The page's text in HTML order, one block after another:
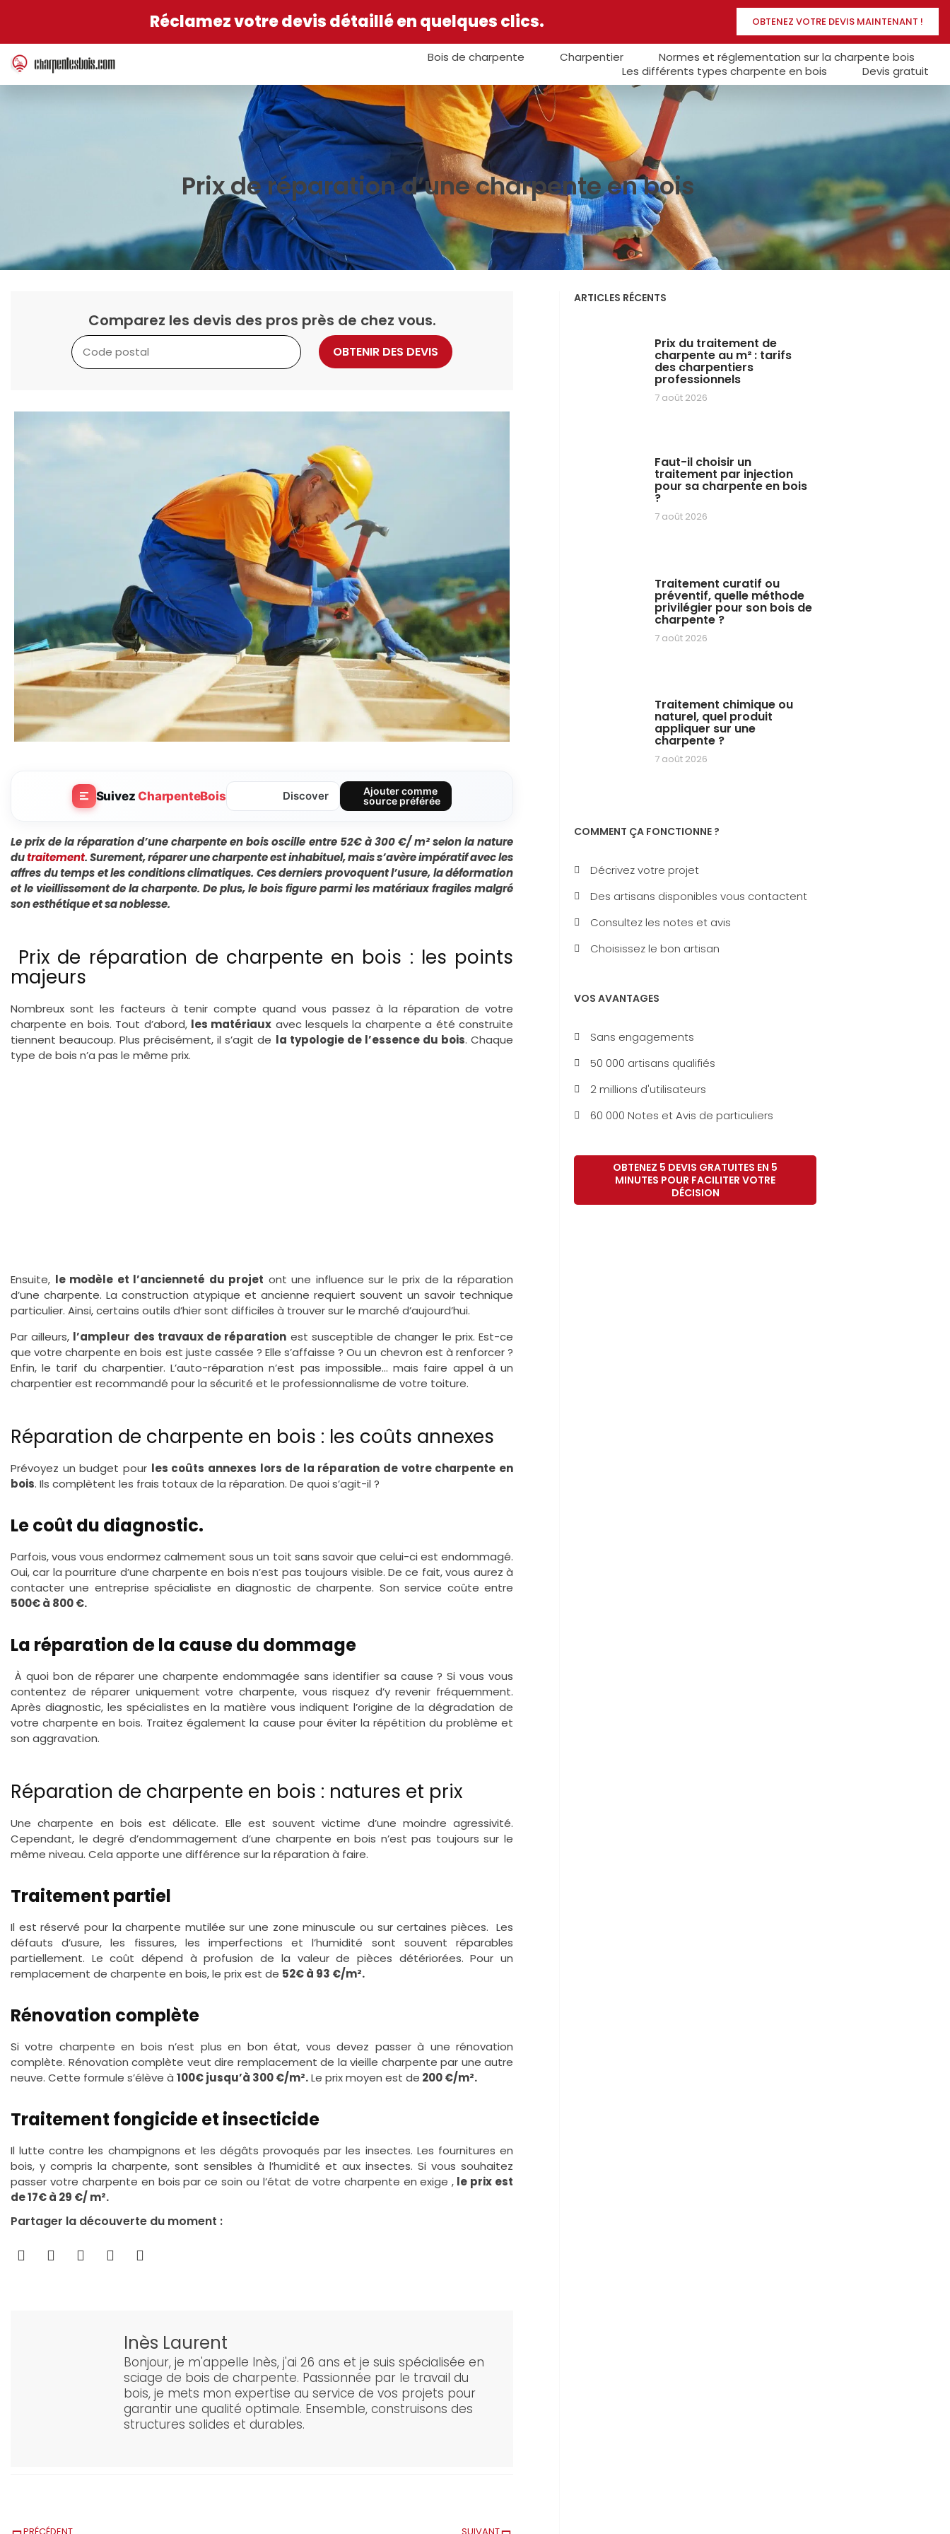
Réclamez votre devis détaillé en quelques clics. OBTENEZ VOTRE DEVIS MAINTENANT !
Bois de charpente Charpentier
Normes et réglementation sur la charpente bois
Les différents types charpente en bois
Devis gratuit
Prix de réparation d’une charpente en bois
Comparez les devis des pros près de chez vous.
OBTENIR DES DEVIS
SuivezCharpenteBois Discover
Ajouter comme
source préférée
Le prix de la réparation d’une charpente en bois oscille entre 52€ à 300 €/ m² selon la nature
dutraitement. Surement, réparer une charpente est inhabituel, mais s’avère impératif avec les
affres du temps et les conditions climatiques. Ces derniers provoquent l’usure, la déformation
et le vieillissement de la charpente. De plus, le bois figure parmi les matériaux fragiles malgré
son esthétique et sa noblesse.
Prix de réparation de charpente en bois : les points
majeurs
Nombreux sont les facteurs à tenir compte quand vous passez à la réparation de votre
charpente en bois. Tout d’abord, les matériaux avec lesquels la charpente a été construite
tiennent beaucoup. Plus précisément, il s’agit de la typologie de l’essence du bois. Chaque
type de bois n’a pas le même prix.
Ensuite, le modèle et l’ancienneté du projet ont une influence sur le prix de la réparation
d’une charpente. La construction atypique et ancienne requiert souvent un savoir technique
particulier. Ainsi, certains outils d’hier sont difficiles à trouver sur le marché d’aujourd’hui.
Par ailleurs, l’ampleur des travaux de réparation est susceptible de changer le prix. Est-ce
que votre charpente en bois est juste cassée ? Elle s’affaisse ? Ou un chevron est à renforcer ?
Enfin, le tarif du charpentier. L’auto-réparation n’est pas impossible… mais faire appel à un
charpentier est recommandé pour la sécurité et le professionnalisme de votre toiture.
Réparation de charpente en bois : les coûts annexes
Prévoyez un budget pour les coûts annexes lors de la réparation de votre charpente en
bois. Ils complètent les frais totaux de la réparation. De quoi s’agit-il ?
Le coût du diagnostic.
Parfois, vous vous endormez calmement sous un toit sans savoir que celui-ci est endommagé.
Oui, car la pourriture d’une charpente en bois n’est pas toujours visible. De ce fait, vous aurez à
contacter une entreprise spécialiste en diagnostic de charpente. Son service coûte entre
500€ à 800 €.
La réparation de la cause du dommage
À quoi bon de réparer une charpente endommagée sans identifier sa cause ? Si vous vous
contentez de réparer uniquement votre charpente, vous risquez d’y revenir fréquemment.
Après diagnostic, les spécialistes en la matière vous indiquent l’origine de la dégradation de
votre charpente en bois. Traitez également la cause pour éviter la répétition du problème et
son aggravation.
Réparation de charpente en bois : natures et prix
Une charpente en bois est délicate. Elle est souvent victime d’une moindre agressivité.
Cependant, le degré d’endommagement d’une charpente en bois n’est pas toujours sur le
même niveau. Cela apporte une différence sur la réparation à faire.
Traitement partiel
Il est réservé pour la charpente mutilée sur une zone minuscule ou sur certaines pièces. Les
défauts d’usure, les fissures, les imperfections et l’humidité sont souvent réparables
partiellement. Le coût dépend à profusion de la valeur de pièces détériorées. Pour un
remplacement de charpente en bois, le prix est de 52€ à 93 €/m².
Rénovation complète
Si votre charpente en bois n’est plus en bon état, vous devez passer à une rénovation
complète. Rénovation complète veut dire remplacement de la vieille charpente par une autre
neuve. Cette formule s’élève à 100€ jusqu’à 300 €/m².Le prix moyen est de 200 €/m².
Traitement fongicide et insecticide
Il lutte contre les champignons et les dégâts provoqués par les insectes. Les fournitures en
bois, y compris la charpente, sont sensibles à l’humidité et aux insectes. Si vous souhaitez
passer votre charpente en bois par ce soin ou l’état de votre charpente en exige , le prix est
de 17€ à 29 €/ m².
Partager la découverte du moment :
Inès Laurent
Bonjour, je m'appelle Inès, j'ai 26 ans et je suis spécialisée en
sciage de bois de charpente. Passionnée par le travail du
bois, je mets mon expertise au service de vos projets pour
garantir une qualité optimale. Ensemble, construisons des
structures solides et durables.
ARTICLES RÉCENTS
Prix du traitement de
charpente au m² : tarifs
des charpentiers
professionnels
7 août 2026
Faut-il choisir un
traitement par injection
pour sa charpente en bois
?
7 août 2026
Traitement curatif ou
préventif, quelle méthode
privilégier pour son bois de
charpente ?
7 août 2026
Traitement chimique ou
naturel, quel produit
appliquer sur une
charpente ?
7 août 2026
COMMENT ÇA FONCTIONNE ?
Décrivez votre projet
Des artisans disponibles vous contactent
Consultez les notes et avis
Choisissez le bon artisan
VOS AVANTAGES
Sans engagements
50 000 artisans qualifiés
2 millions d'utilisateurs
60 000 Notes et Avis de particuliers
OBTENEZ 5 DEVIS GRATUITES EN 5
MINUTES POUR FACILITER VOTRE
DÉCISION